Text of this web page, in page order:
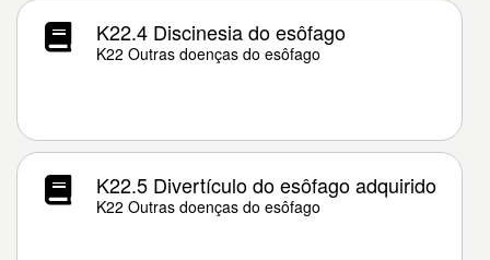
K22.4 Discinesia do esôfago
K22 Outras doenças do esôfago
K22.5 Divertículo do esôfago adquirido
K22 Outras doenças do esôfago